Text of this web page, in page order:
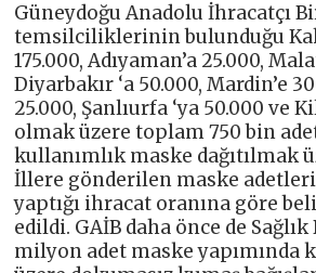
Güneydoğu Anadolu İhracatçı
temsilciliklerinin bulunduğu
175.000, Adıyaman’a 25.000,
Diyarbakır ‘a 50.000, Mardin’e
25.000, Şanlıurfa ‘ya 50.000 ve
olmak üzere toplam 750 bin
kullanımlık maske dağıtılmak
İllere gönderilen maske
yaptığı ihracat oranına göre
edildi. GAİB daha önce de Sağlık
milyon adet maske yapımında